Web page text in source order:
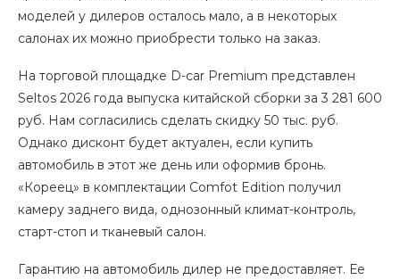
моделей у дилеров осталось мало, а в некоторых
салонах их можно приобрести только на заказ.
На торговой площадке D-car Premium представлен
Seltos 2026 года выпуска китайской сборки за 3 281 600
руб. Нам согласились сделать скидку 50 тыс. руб.
Однако дисконт будет актуален, если купить
автомобиль в этот же день или оформив бронь.
«Кореец» в комплектации Comfot Edition получил
камеру заднего вида, однозонный климат-контроль,
старт-стоп и тканевый салон.
Гарантию на автомобиль дилер не предоставляет. Ее